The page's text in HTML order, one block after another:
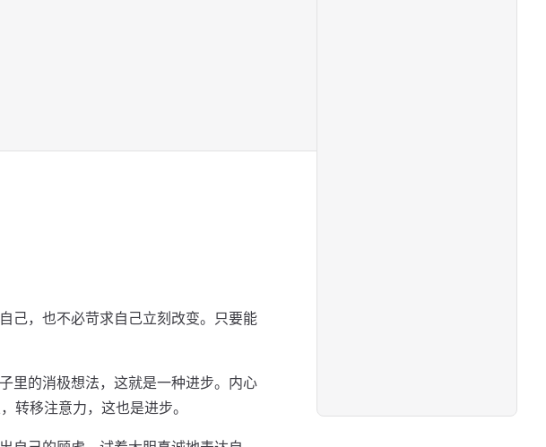
己，也不必苛求自己立刻改变。只要能
里的消极想法，这就是一种进步。内心
转移注意力，这也是进步。